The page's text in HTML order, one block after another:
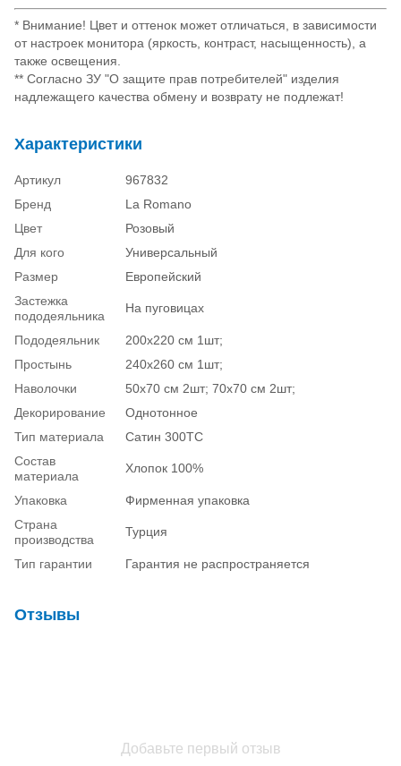
* Внимание! Цвет и оттенок может отличаться, в зависимости
от настроек монитора (яркость, контраст, насыщенность), а
также освещения.
** Согласно ЗУ "О защите прав потребителей" изделия
надлежащего качества обмену и возврату не подлежат!
Характеристики
Артикул
967832
Бренд
La Romano
Цвет
Розовый
Для кого
Универсальный
Размер
Европейский
Застежка
пододеяльника
На пуговицах
Пододеяльник
200х220 см 1шт;
Простынь
240х260 см 1шт;
Наволочки
50х70 см 2шт; 70х70 см 2шт;
Декорирование
Однотонное
Тип материала
Сатин 300ТС
Состав
материала
Хлопок 100%
Упаковка
Фирменная упаковка
Страна
производства
Турция
Тип гарантии Гарантия не распространяется
Отзывы
Добавьте первый отзыв